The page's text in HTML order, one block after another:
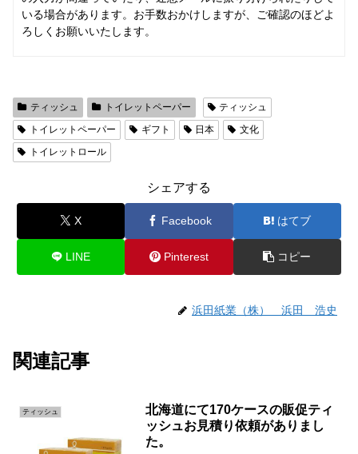
いる場合があります。お手数おかけしますが、ご確認のほどよ
ろしくお願いいたします。
ティッシュ トイレットペーパー
ティッシュ
トイレットペーパー
ギフト 日本
文化
トイレットロール
シェアする
X Facebook はてブ
LINE Pinterest コピー
浜田紙業（株） 浜田 浩史
関連記事
ティッシュ
北海道にて170ケースの販促ティ
ッシュお見積り依頼がありまし
た。